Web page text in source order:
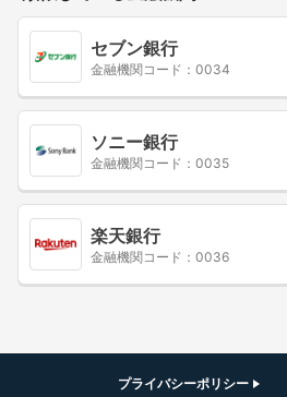
セブン銀行
金融機関コード：0034
ソニー銀行
金融機関コード：0035
楽天銀行
金融機関コード：0036
プライバシーポリシー